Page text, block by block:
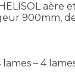
aère
900mm,
lames – 4